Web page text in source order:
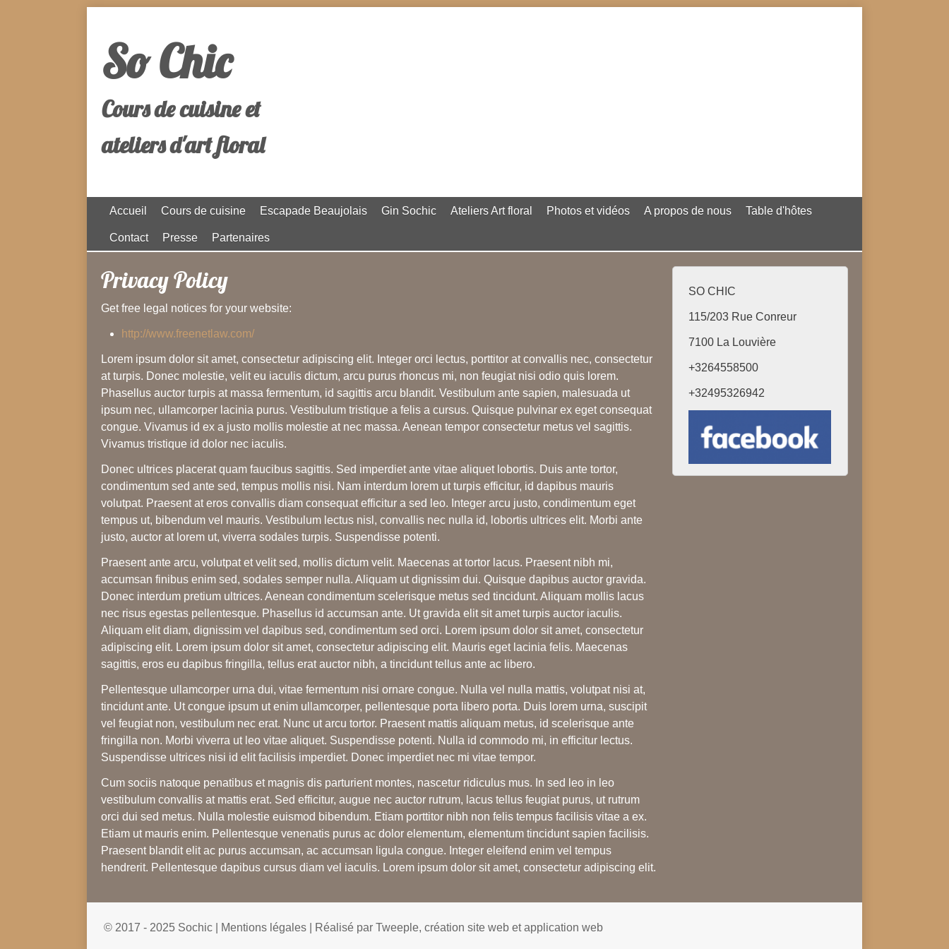
So Chic
Cours de cuisine et
ateliers d'art floral
Accueil Cours de cuisine Escapade Beaujolais Gin Sochic Ateliers Art floral Photos et vidéos A propos de nous Table d'hôtes
Contact Presse Partenaires
Privacy Policy
Get free legal notices for your website:
http://www.freenetlaw.com/
Lorem ipsum dolor sit amet, consectetur adipiscing elit. Integer orci lectus, porttitor at convallis nec, consectetur
at turpis. Donec molestie, velit eu iaculis dictum, arcu purus rhoncus mi, non feugiat nisi odio quis lorem.
Phasellus auctor turpis at massa fermentum, id sagittis arcu blandit. Vestibulum ante sapien, malesuada ut
ipsum nec, ullamcorper lacinia purus. Vestibulum tristique a felis a cursus. Quisque pulvinar ex eget consequat
congue. Vivamus id ex a justo mollis molestie at nec massa. Aenean tempor consectetur metus vel sagittis.
Vivamus tristique id dolor nec iaculis.
Donec ultrices placerat quam faucibus sagittis. Sed imperdiet ante vitae aliquet lobortis. Duis ante tortor,
condimentum sed ante sed, tempus mollis nisi. Nam interdum lorem ut turpis efficitur, id dapibus mauris
volutpat. Praesent at eros convallis diam consequat efficitur a sed leo. Integer arcu justo, condimentum eget
tempus ut, bibendum vel mauris. Vestibulum lectus nisl, convallis nec nulla id, lobortis ultrices elit. Morbi ante
justo, auctor at lorem ut, viverra sodales turpis. Suspendisse potenti.
Praesent ante arcu, volutpat et velit sed, mollis dictum velit. Maecenas at tortor lacus. Praesent nibh mi,
accumsan finibus enim sed, sodales semper nulla. Aliquam ut dignissim dui. Quisque dapibus auctor gravida.
Donec interdum pretium ultrices. Aenean condimentum scelerisque metus sed tincidunt. Aliquam mollis lacus
nec risus egestas pellentesque. Phasellus id accumsan ante. Ut gravida elit sit amet turpis auctor iaculis.
Aliquam elit diam, dignissim vel dapibus sed, condimentum sed orci. Lorem ipsum dolor sit amet, consectetur
adipiscing elit. Lorem ipsum dolor sit amet, consectetur adipiscing elit. Mauris eget lacinia felis. Maecenas
sagittis, eros eu dapibus fringilla, tellus erat auctor nibh, a tincidunt tellus ante ac libero.
Pellentesque ullamcorper urna dui, vitae fermentum nisi ornare congue. Nulla vel nulla mattis, volutpat nisi at,
tincidunt ante. Ut congue ipsum ut enim ullamcorper, pellentesque porta libero porta. Duis lorem urna, suscipit
vel feugiat non, vestibulum nec erat. Nunc ut arcu tortor. Praesent mattis aliquam metus, id scelerisque ante
fringilla non. Morbi viverra ut leo vitae aliquet. Suspendisse potenti. Nulla id commodo mi, in efficitur lectus.
Suspendisse ultrices nisi id elit facilisis imperdiet. Donec imperdiet nec mi vitae tempor.
Cum sociis natoque penatibus et magnis dis parturient montes, nascetur ridiculus mus. In sed leo in leo
vestibulum convallis at mattis erat. Sed efficitur, augue nec auctor rutrum, lacus tellus feugiat purus, ut rutrum
orci dui sed metus. Nulla molestie euismod bibendum. Etiam porttitor nibh non felis tempus facilisis vitae a ex.
Etiam ut mauris enim. Pellentesque venenatis purus ac dolor elementum, elementum tincidunt sapien facilisis.
Praesent blandit elit ac purus accumsan, ac accumsan ligula congue. Integer eleifend enim vel tempus
hendrerit. Pellentesque dapibus cursus diam vel iaculis. Lorem ipsum dolor sit amet, consectetur adipiscing elit.
SO CHIC
115/203 Rue Conreur
7100 La Louvière
+3264558500
+32495326942
© 2017 - 2025 Sochic | Mentions légales | Réalisé par Tweeple, création site web et application web